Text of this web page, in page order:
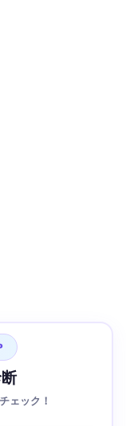
ェック！